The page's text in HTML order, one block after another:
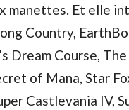
manettes. Et elle
Country,
Dream Course,
of Mana, Star
Castlevania IV,